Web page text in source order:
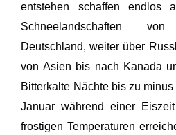
entstehen schaffen endlos
Schneelandschaften
Deutschland, weiter über
von Asien bis nach Kanada
Bitterkalte Nächte bis zu
Januar während einer
frostigen Temperaturen